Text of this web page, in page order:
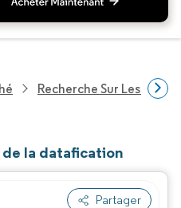
Recherche Sur Les
la datafication
Partager